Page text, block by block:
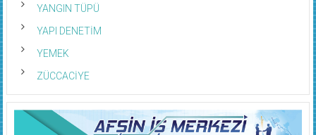
YANGIN TÜPÜ
YAPI DENETİM
YEMEK
ZÜCCACİYE